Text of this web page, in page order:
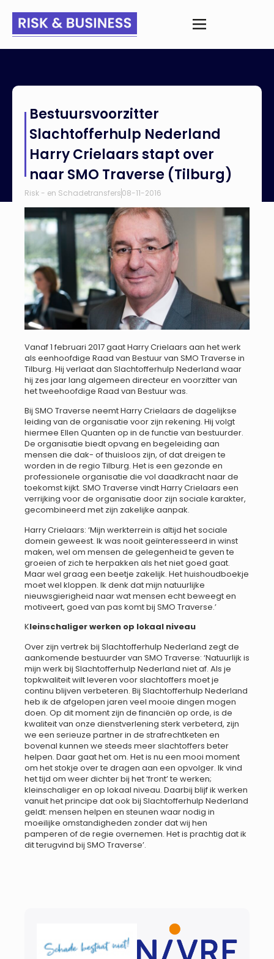
Harry Crielaars stapt over naar SMO Traverse (Tilburg)
Bestuursvoorzitter
Slachtofferhulp Nederland
Harry Crielaars stapt over
naar SMO Traverse (Tilburg)
Risk - en Schadetransfers08-11-2016
Vanaf 1 februari 2017 gaat Harry Crielaars aan het werk
als eenhoofdige Raad van Bestuur van SMO Traverse in
Tilburg. Hij verlaat dan Slachtofferhulp Nederland waar
hij zes jaar lang algemeen directeur en voorzitter van
het tweehoofdige Raad van Bestuur was.
Bij SMO Traverse neemt Harry Crielaars de dagelijkse
leiding van de organisatie voor zijn rekening. Hij volgt
hiermee Ellen Quanten op in de functie van bestuurder.
De organisatie biedt opvang en begeleiding aan
mensen die dak- of thuisloos zijn, of dat dreigen te
worden in de regio Tilburg. Het is een gezonde en
professionele organisatie die vol daadkracht naar de
toekomst kijkt. SMO Traverse vindt Harry Crielaars een
verrijking voor de organisatie door zijn sociale karakter,
gecombineerd met zijn zakelijke aanpak.
Harry Crielaars: ‘Mijn werkterrein is altijd het sociale
domein geweest. Ik was nooit geïnteresseerd in winst
maken, wel om mensen de gelegenheid te geven te
groeien of zich te herpakken als het niet goed gaat.
Maar wel graag een beetje zakelijk. Het huishoudboekje
moet wel kloppen. Ik denk dat mijn natuurlijke
nieuwsgierigheid naar wat mensen echt beweegt en
motiveert, goed van pas komt bij SMO Traverse.’
Kleinschaliger werken op lokaal niveau
Over zijn vertrek bij Slachtofferhulp Nederland zegt de
aankomende bestuurder van SMO Traverse: ‘Natuurlijk is
mijn werk bij Slachtofferhulp Nederland niet af. Als je
topkwaliteit wilt leveren voor slachtoffers moet je
continu blijven verbeteren. Bij Slachtofferhulp Nederland
heb ik de afgelopen jaren veel mooie dingen mogen
doen. Op dit moment zijn de financiën op orde, is de
kwaliteit van onze dienstverlening sterk verbeterd, zijn
we een serieuze partner in de strafrechtketen en
bovenal kunnen we steeds meer slachtoffers beter
helpen. Daar gaat het om. Het is nu een mooi moment
om het stokje over te dragen aan een opvolger. Ik vind
het tijd om weer dichter bij het ‘front’ te werken;
kleinschaliger en op lokaal niveau. Daarbij blijf ik werken
vanuit het principe dat ook bij Slachtofferhulp Nederland
geldt: mensen helpen en steunen waar nodig in
moeilijke omstandigheden zonder dat wij hen
pamperen of de regie overnemen. Het is prachtig dat ik
dit terugvind bij SMO Traverse’.